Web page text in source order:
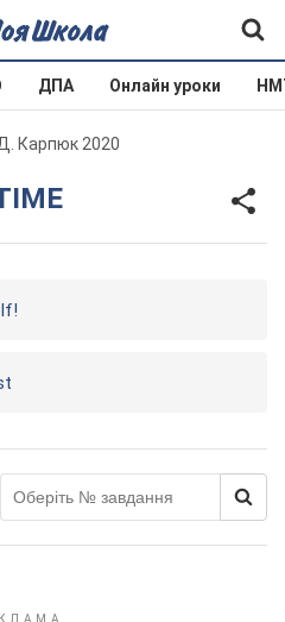
ДПА Онлайн уроки
Карпюк 2020